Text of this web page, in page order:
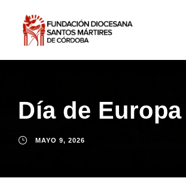
Día de Europa
MAYO 9, 2026